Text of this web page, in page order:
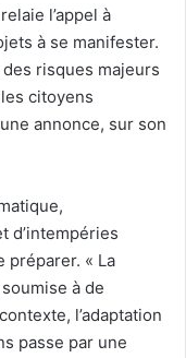
l’appel à
à se manifester.
risques majeurs
citoyens
annonce, sur son
d’intempéries
« La
à de
l’adaptation
passe par une